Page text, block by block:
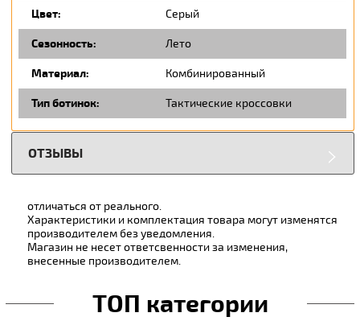
Цвет: Серый
Сезонность: Лето
Материал: Комбинированный
Тип ботинок: Тактические кроссовки
ОТЗЫВЫ
отличаться от реального.
Характеристики и комплектация товара могут изменятся
производителем без уведомления.
Магазин не несет ответсвенности за изменения,
внесенные производителем.
ТОП категории